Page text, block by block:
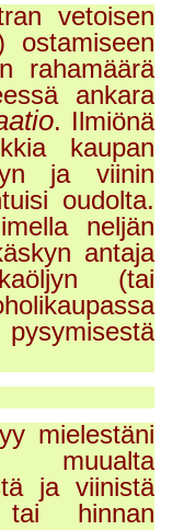
vetoisen
ostamiseen
rahamäärä
ankara
. Ilmiönä
kaupan
ja viinin
oudolta.
neljän
antaja
(tai
mielestäni
ja viinistä
hinnan